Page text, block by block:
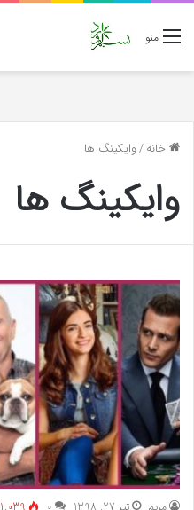
منو
خانه/وایکینگ ها
وایکینگ ها
مريم تیر 27, 1398 ۰ 1,039